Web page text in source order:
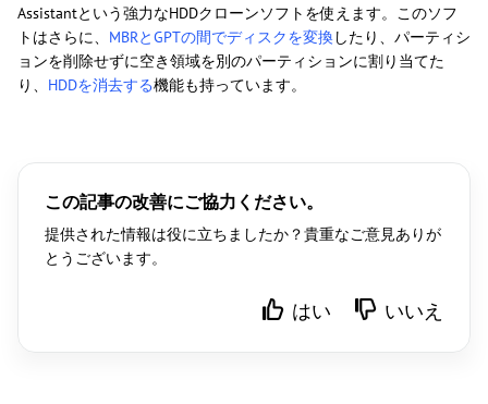
Assistantという強力なHDDクローンソフトを使えます。このソフ
トはさらに、 MBRとGPTの間でディスクを変換したり、パーティシ
ョンを削除せずに空き領域を別のパーティションに割り当てた
り、 HDDを消去する機能も持っています。
この記事の改善にご協力ください。
提供された情報は役に立ちましたか？貴重なご意見ありが
とうございます。
はい いいえ